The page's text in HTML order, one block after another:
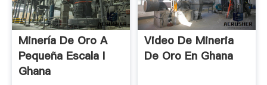
Minería De Oro A
Pequeña Escala I
Ghana
Video De Mineria
De Oro En Ghana